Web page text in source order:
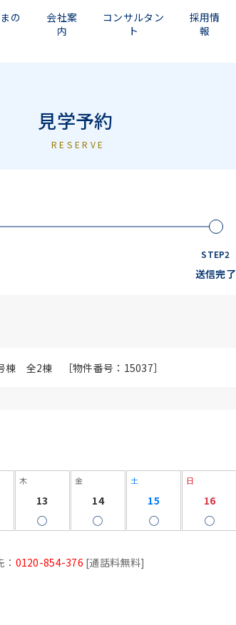
の
会社案
内
コンサルタン
ト
採用情
報
見学予約
RESERVE
STEP2
送信完了
全2棟 ［物件番号：15037］
木
13
◯
金
14
◯
土
15
◯
日
16
◯
0120-854-376 [通話料無料]